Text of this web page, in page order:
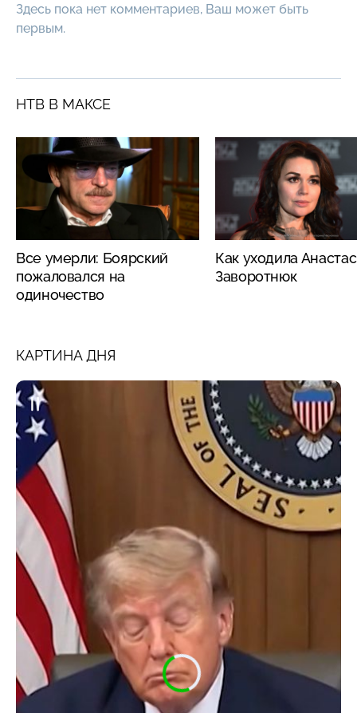
Здесь пока нет комментариев, Ваш может быть
первым.
НТВ В МАКСЕ
Все умерли: Боярский
пожаловался на
одиночество
Как уходила
Заворотнюк
КАРТИНА ДНЯ